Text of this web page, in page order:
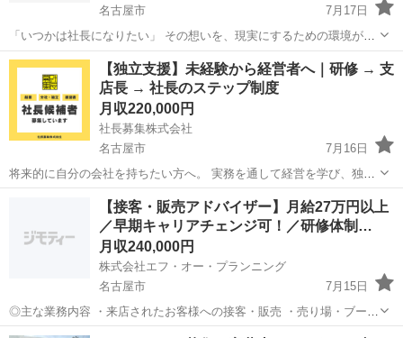
名古屋市
7月17日
「いつかは社長になりたい」 その想いを、現実にするための環境があ
ります！ 〈 この募集について 〉 ・社長候補としての採用 ・人材サー
ビス事業での独立を目指します ・これまで５００名以上の独立実績あ
愛知 名古屋市 その他 業務
【独立支援】未経験から経営者へ｜研修 → 支
店長 → 社長のステップ制度
月収220,000円
社長募集株式会社
名古屋市
7月16日
将来的に自分の会社を持ちたい方へ。 実務を通して経営を学び、独立
を目指せる【社長候補】の募集です！ 〈 特徴 〉 ・未経験からスター
ト可能 ・段階的にスキルを習得できる研修制度 （半年～１年の研修期
名古屋市 その他 未経験
【接客・販売アドバイザー】月給27万円以上
／早期キャリアチェンジ可！／研修体制…
月収240,000円
株式会社エフ・オー・プランニング
名古屋市
7月15日
◎主な業務内容 ・来店されたお客様への接客・販売 ・売り場・ブース
のレイアウト ・PRイベントの企画・実施 ・発注・在庫管理 ◎取り扱
愛知 名古屋市 その他